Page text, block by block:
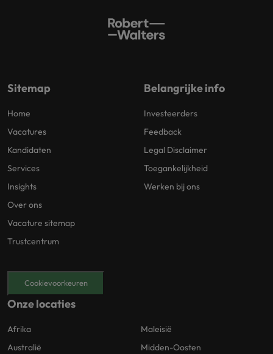
Sitemap
Home
Vacatures
Kandidaten
Services
Insights
Over ons
Vacature sitemap
Trustcentrum
Belangrijke info
Investeerders
Feedback
Legal Disclaimer
Toegankelijkheid
Werken bij ons
Cookievoorkeuren
Onze locaties
Afrika
Australië
Maleisië
Midden-Oosten